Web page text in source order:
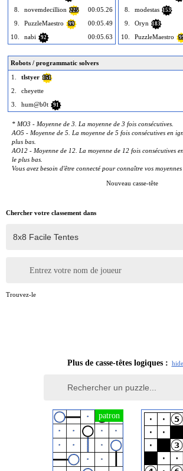
8.
novemdecillion 225
00:05.26
9.
PuzzleMaestro 99
00:05.49
10.
nabi 92 00:05.63
8.
modestas 153
9.
Oryn 183
10.
PuzzleMaestro
Robots / programmatic solvers
1.
tlstyer 151
2.
cheyette
3.
hum@b0t 91
* MO3 - Moyenne de 3. La moyenne de 3 fois consécutives.
AO5 - Moyenne de 5. La moyenne de 5 fois consécutives en
plus bas.
AO12 - Moyenne de 12. La moyenne de 12 fois consécutives
le plus bas.
Vous avez besoin d'être connecté pour connaître vos moyennes
Nouveau casse-tête
Chercher votre classement dans
Entrez votre nom de joueur
Trouvez-le
Plus de casse-têtes logiques : hide